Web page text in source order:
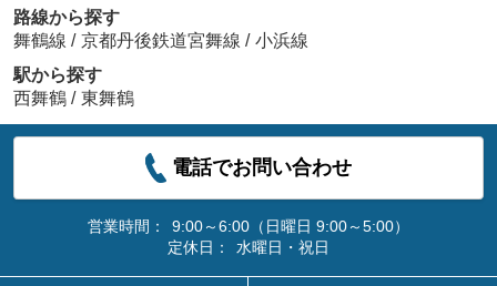
路線から探す
舞鶴線 / 京都丹後鉄道宮舞線 / 小浜線
駅から探す
西舞鶴 / 東舞鶴
電話でお問い合わせ
営業時間：
9:00～6:00（日曜日 9:00～5:00）
定休日：
水曜日・祝日